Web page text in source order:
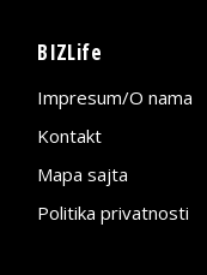
BIZLife
Impresum/O nama
Kontakt
Mapa sajta
Politika privatnosti